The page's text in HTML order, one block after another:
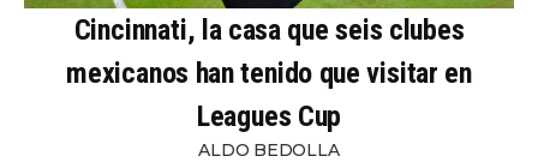
Cincinnati, la casa que seis clubes
mexicanos han tenido que visitar en
Leagues Cup
ALDO BEDOLLA